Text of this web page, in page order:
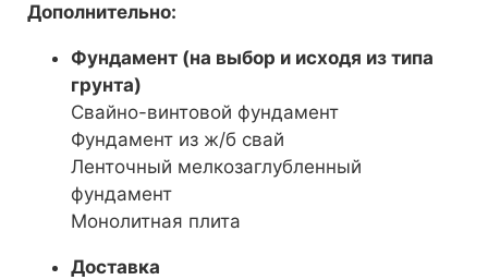
Дополнительно:
Фундамент (на выбор и исходя из типа
грунта)
Свайно-винтовой фундамент
Фундамент из ж/б свай
Ленточный мелкозаглубленный
фундамент
Монолитная плита
Доставка